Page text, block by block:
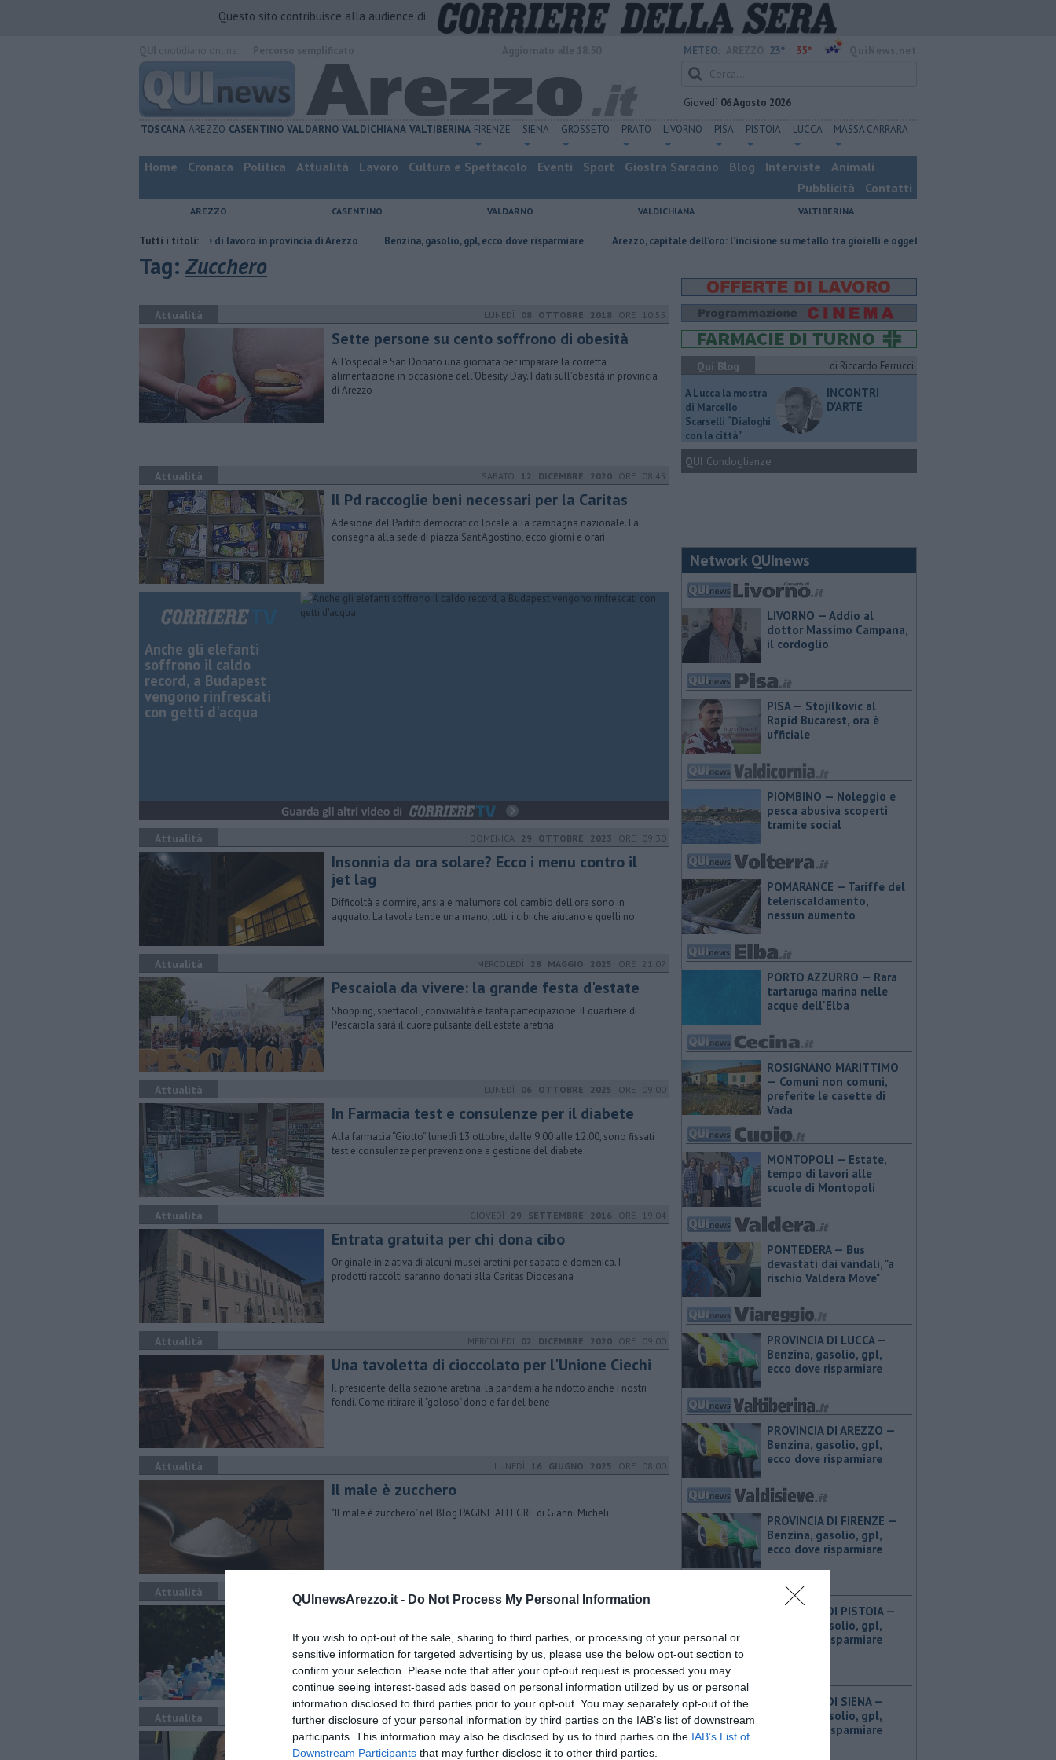
QUInewsArezzo.it - Do Not Process My Personal Information
If you wish to opt-out of the sale, sharing to third parties, or processing of your personal or
sensitive information for targeted advertising by us, please use the below opt-out section to
confirm your selection. Please note that after your opt-out request is processed you may
continue seeing interest-based ads based on personal information utilized by us or personal
information disclosed to third parties prior to your opt-out. You may separately opt-out of the
further disclosure of your personal information by third parties on the IAB’s list of downstream
participants. This information may also be disclosed by us to third parties on the IAB’s List of
Downstream Participants that may further disclose it to other third parties.
Questo sito contribuisce alla audience di
METEO: 23° 35°
Giovedì 06 Agosto 2026
TOSCANA AREZZO CASENTINO VALDARNO VALDICHIANA VALTIBERINA FIRENZE SIENA GROSSETO PRATO LIVORNO PISA PISTOIA LUCCA MASSA CARRARA
Home Cronaca Politica Attualità Lavoro Cultura e Spettacolo Eventi Sport Giostra Saracino Blog Interviste
Animali
Pubblicità
Contatti
AREZZO CASENTINO VALDARNO VALDICHIANA VALTIBERINA
Tutti i titoli:
​Tutte le offerte di lavoro in provincia di Arezzo ​Benzina, gasolio, gpl, ecco dove risparmiare Arezzo, capitale dell’oro: l’incisione su metallo tra gioielli e oggetti personalizzati
Tag: Zucchero
Attualità LUNEDÌ 08 OTTOBRE 2018 ORE 10:55
Sette persone su cento soffrono di obesità
All'ospedale San Donato una giornata per imparare la corretta
alimentazione in occasione dell’Obesity Day. I dati sull'obesità in provincia
di Arezzo
Attualità SABATO 12 DICEMBRE 2020 ORE 08:45
Il Pd raccoglie beni necessari per la Caritas
Adesione del Partito democratico locale alla campagna nazionale. La
consegna alla sede di piazza Sant'Agostino, ecco giorni e orari
Anche gli elefanti
soffrono il caldo
record, a Budapest
vengono rinfrescati
con getti d'acqua
Attualità DOMENICA 29 OTTOBRE 2023 ORE 09:30
Insonnia da ora solare? Ecco i menu contro il
jet lag
Difficoltà a dormire, ansia e malumore col cambio dell'ora sono in
agguato. La tavola tende una mano, tutti i cibi che aiutano e quelli no
Attualità MERCOLEDÌ 28 MAGGIO 2025 ORE 21:07
Pescaiola da vivere: la grande festa d'estate
Shopping, spettacoli, convivialità e tanta partecipazione. Il quartiere di
Pescaiola sarà il cuore pulsante dell’estate aretina
Attualità LUNEDÌ 06 OTTOBRE 2025 ORE 09:00
In Farmacia test e consulenze per il diabete
Alla farmacia “Giotto” lunedì 13 ottobre, dalle 9.00 alle 12.00, sono fissati
test e consulenze per prevenzione e gestione del diabete
Attualità GIOVEDÌ 29 SETTEMBRE 2016 ORE 19:04
Entrata gratuita per chi dona cibo
Originale iniziativa di alcuni musei aretini per sabato e domenica. I
prodotti raccolti saranno donati alla Caritas Diocesana
Attualità MERCOLEDÌ 02 DICEMBRE 2020 ORE 09:00
Una tavoletta di cioccolato per l'Unione Ciechi
Il presidente della sezione aretina: la pandemia ha ridotto anche i nostri
fondi. Come ritirare il "goloso" dono e far del bene
Attualità LUNEDÌ 16 GIUGNO 2025 ORE 08:00
​Il male è zucchero
"​Il male è zucchero" nel Blog PAGINE ALLEGRE di Gianni Micheli
Attualità VENERDÌ30 AGOSTO 2019 ORE 12:25
smaltimento
Intervento di Rosini, direttore generale di Sei Toscana, gestore rifiuti Ato
Sud (104 Comuni province di Arezzo, Grosseto, Siena e Valdicornia)
Attualità GIOVEDÌ07 MAGGIO 2020ORE 08:00
Alimentazione in quarantena, ecco cosa
Qui Blog di Riccardo Ferrucci
A Lucca la mostra
di Marcello
Scarselli “Dialoghi
con la città"
INCONTRI
D'ARTE
QUI Condoglianze
Network QUInews
LIVORNO — Addio al
dottor Massimo Campana,
il cordoglio
PISA — Stojilkovic al
Rapid Bucarest, ora è
ufficiale
PIOMBINO — Noleggio e
pesca abusiva scoperti
tramite social
POMARANCE — Tariffe del
teleriscaldamento,
nessun aumento
PORTO AZZURRO — Rara
tartaruga marina nelle
acque dell'Elba
ROSIGNANO MARITTIMO
— Comuni non comuni,
preferite le casette di
Vada
MONTOPOLI — Estate,
tempo di lavori alle
scuole di Montopoli
PONTEDERA — Bus
devastati dai vandali, "a
rischio Valdera Move"
PROVINCIA DI LUCCA — ​
Benzina, gasolio, gpl,
ecco dove risparmiare
PROVINCIA DI AREZZO — ​
Benzina, gasolio, gpl,
ecco dove risparmiare
PROVINCIA DI FIRENZE — ​
Benzina, gasolio, gpl,
ecco dove risparmiare
PROVINCIA DI PISTOIA — ​
Benzina, gasolio, gpl,
ecco dove risparmiare
PROVINCIA DI SIENA — ​
Benzina, gasolio, gpl,
ecco dove risparmiare